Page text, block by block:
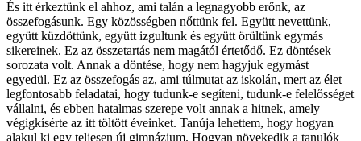
És itt érkeztünk el ahhoz, ami talán a legnagyobb erőnk, az
összefogásunk. Egy közösségben nőttünk fel. Együtt nevettünk,
együtt küzdöttünk, együtt izgultunk és együtt örültünk egymás
sikereinek. Ez az összetartás nem magától értetődő. Ez döntések
sorozata volt. Annak a döntése, hogy nem hagyjuk egymást
egyedül. Ez az összefogás az, ami túlmutat az iskolán, mert az élet
legfontosabb feladatai, hogy tudunk-e segíteni, tudunk-e felelősséget
vállalni, és ebben hatalmas szerepe volt annak a hitnek, amely
végigkísérte az itt töltött éveinket. Tanúja lehettem, hogy hogyan
alakul ki egy teljesen új gimnázium. Hogyan növekedik a tanulók